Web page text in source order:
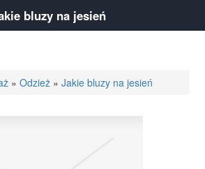
»Odzież »Jakie bluzy na jesień
bluzy na jesień